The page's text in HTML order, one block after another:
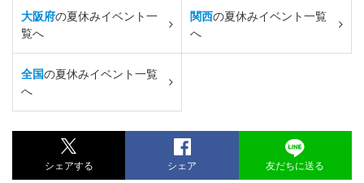
大阪府の夏休みイベント一
覧へ
関西の夏休みイベント一覧
へ
全国の夏休みイベント一覧
へ
シェアする シェア 友だちに送る